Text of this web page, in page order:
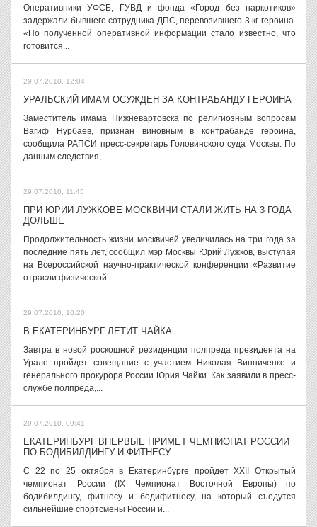
Оперативники УФСБ, ГУВД и фонда «Город без наркотиков»
задержали бывшего сотрудника ДПС, перевозившего 3 кг героина.
«По полученной оперативной информации стало известно, что
готовится...
29.07.2010, 12:04
УРАЛЬСКИЙ ИМАМ ОСУЖДЕН ЗА КОНТРАБАНДУ ГЕРОИНА
Заместитель имама Нижневартовска по религиозным вопросам
Вагиф Нурбаев, признан виновным в контрабанде героина,
сообщила РАПСИ пресс-секретарь Головинского суда Москвы. По
данным следствия,...
29.07.2010, 11:45
ПРИ ЮРИИ ЛУЖКОВЕ МОСКВИЧИ СТАЛИ ЖИТЬ НА 3 ГОДА
ДОЛЬШЕ
Продолжительность жизни москвичей увеличилась на три года за
последние пять лет, сообщил мэр Москвы Юрий Лужков, выступая
на Всероссийской научно-практической конференции «Развитие
отрасли физической...
29.07.2010, 10:20
В ЕКАТЕРИНБУРГ ЛЕТИТ ЧАЙКА
Завтра в новой роскошной резиденции полпреда президента на
Урале пройдет совещание с участием Николая Винниченко и
генерального прокурора России Юрия Чайки. Как заявили в пресс-
службе полпреда,...
29.07.2010, 09:41
ЕКАТЕРИНБУРГ ВПЕРВЫЕ ПРИМЕТ ЧЕМПИОНАТ РОССИИ
ПО БОДИБИЛДИНГУ И ФИТНЕСУ
С 22 по 25 октября в Екатеринбурге пройдет XXII Открытый
чемпионат России (IX Чемпионат Восточной Европы) по
бодибилдингу, фитнесу и бодифитнесу, на который съедутся
сильнейшие спортсмены России и...